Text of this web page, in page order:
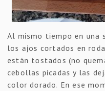
Al mismo tiempo en una
los ajos cortados en
están tostados (no
cebollas picadas y las
color dorado. En ese